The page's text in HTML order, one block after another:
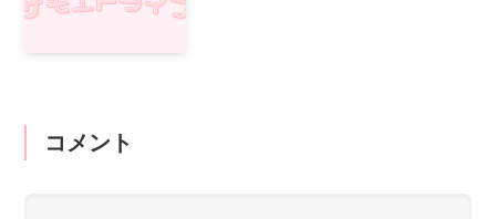
コメント